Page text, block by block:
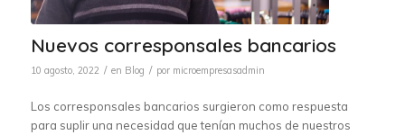
Nuevos corresponsales bancarios
10 agosto, 2022 / en Blog / por microempresasadmin
Los corresponsales bancarios surgieron como respuesta
para suplir una necesidad que tenían muchos de nuestros